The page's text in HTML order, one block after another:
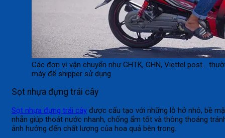
Các đơn vị vận chuyển như GHTK, GHN, Viettel post…
máy để shipper sử dụng
Sọt nhựa đựng trái cây
Sọt nhựa đựng trái cây được cấu tạo với những lỗ hở nhỏ, bề
nhẵn giúp thoát nước nhanh, chống ẩm tốt và thông thoáng
ảnh hưởng đến chất lượng của hoa quả bên trong.